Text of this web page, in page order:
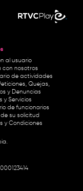
al usuario
con nosotros
de actividades
Quejas,
y Denuncias
y Servicios
de funcionarios
su solicitud
y Condiciones